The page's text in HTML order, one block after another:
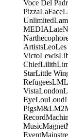
Voce Del
PizzaLaFace
Unlimited
MEDIA
ArtistsLeoLes
VictoLewis
ChiefLilith
StarLittle
Refugees
VistaLondon
EyeLouLoud
PigsM&LM2
Record
MusicMagnet
Event